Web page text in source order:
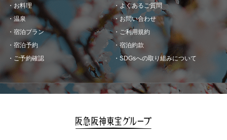
お料理
温泉
宿泊プラン
宿泊予約
ご予約確認
よくあるご質問
お問い合わせ
ご利用規約
宿泊約款
SDGsへの取り組みについて